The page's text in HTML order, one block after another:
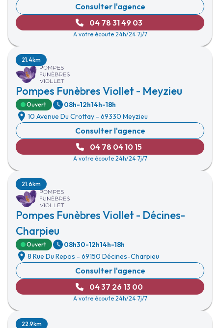
Consulter l'agence
04 78 31 49 03
A votre écoute 24h/24 7j/7
Pompes Funèbres Viollet - Meyzieu
21.4km
Ouvert 08h-12h14h-18h
10 Avenue Du Crottay - 69330 Meyzieu
Consulter l'agence
04 78 04 10 15
A votre écoute 24h/24 7j/7
Pompes Funèbres Viollet - Décines-
Charpieu
21.6km
Ouvert 08h30-12h14h-18h
8 Rue Du Repos - 69150 Décines-Charpieu
Consulter l'agence
04 37 26 13 00
A votre écoute 24h/24 7j/7
22.9km